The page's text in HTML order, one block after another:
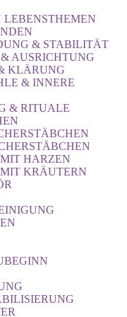
& STABILITÄT
AUSRICHTUNG
KLÄRUNG
& INNERE
& RITUALE
HARZEN
KRÄUTERN